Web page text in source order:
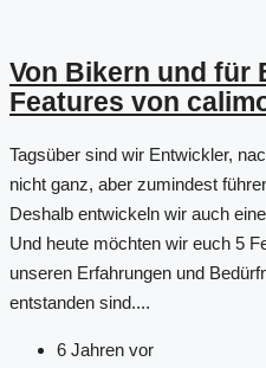
Von Bikern und für
Features von
Tagsüber sind wir Entwickler,
nicht ganz, aber zumindest
Deshalb entwickeln wir auch
Und heute möchten wir euch 5
unseren Erfahrungen und
entstanden sind....
6 Jahren vor